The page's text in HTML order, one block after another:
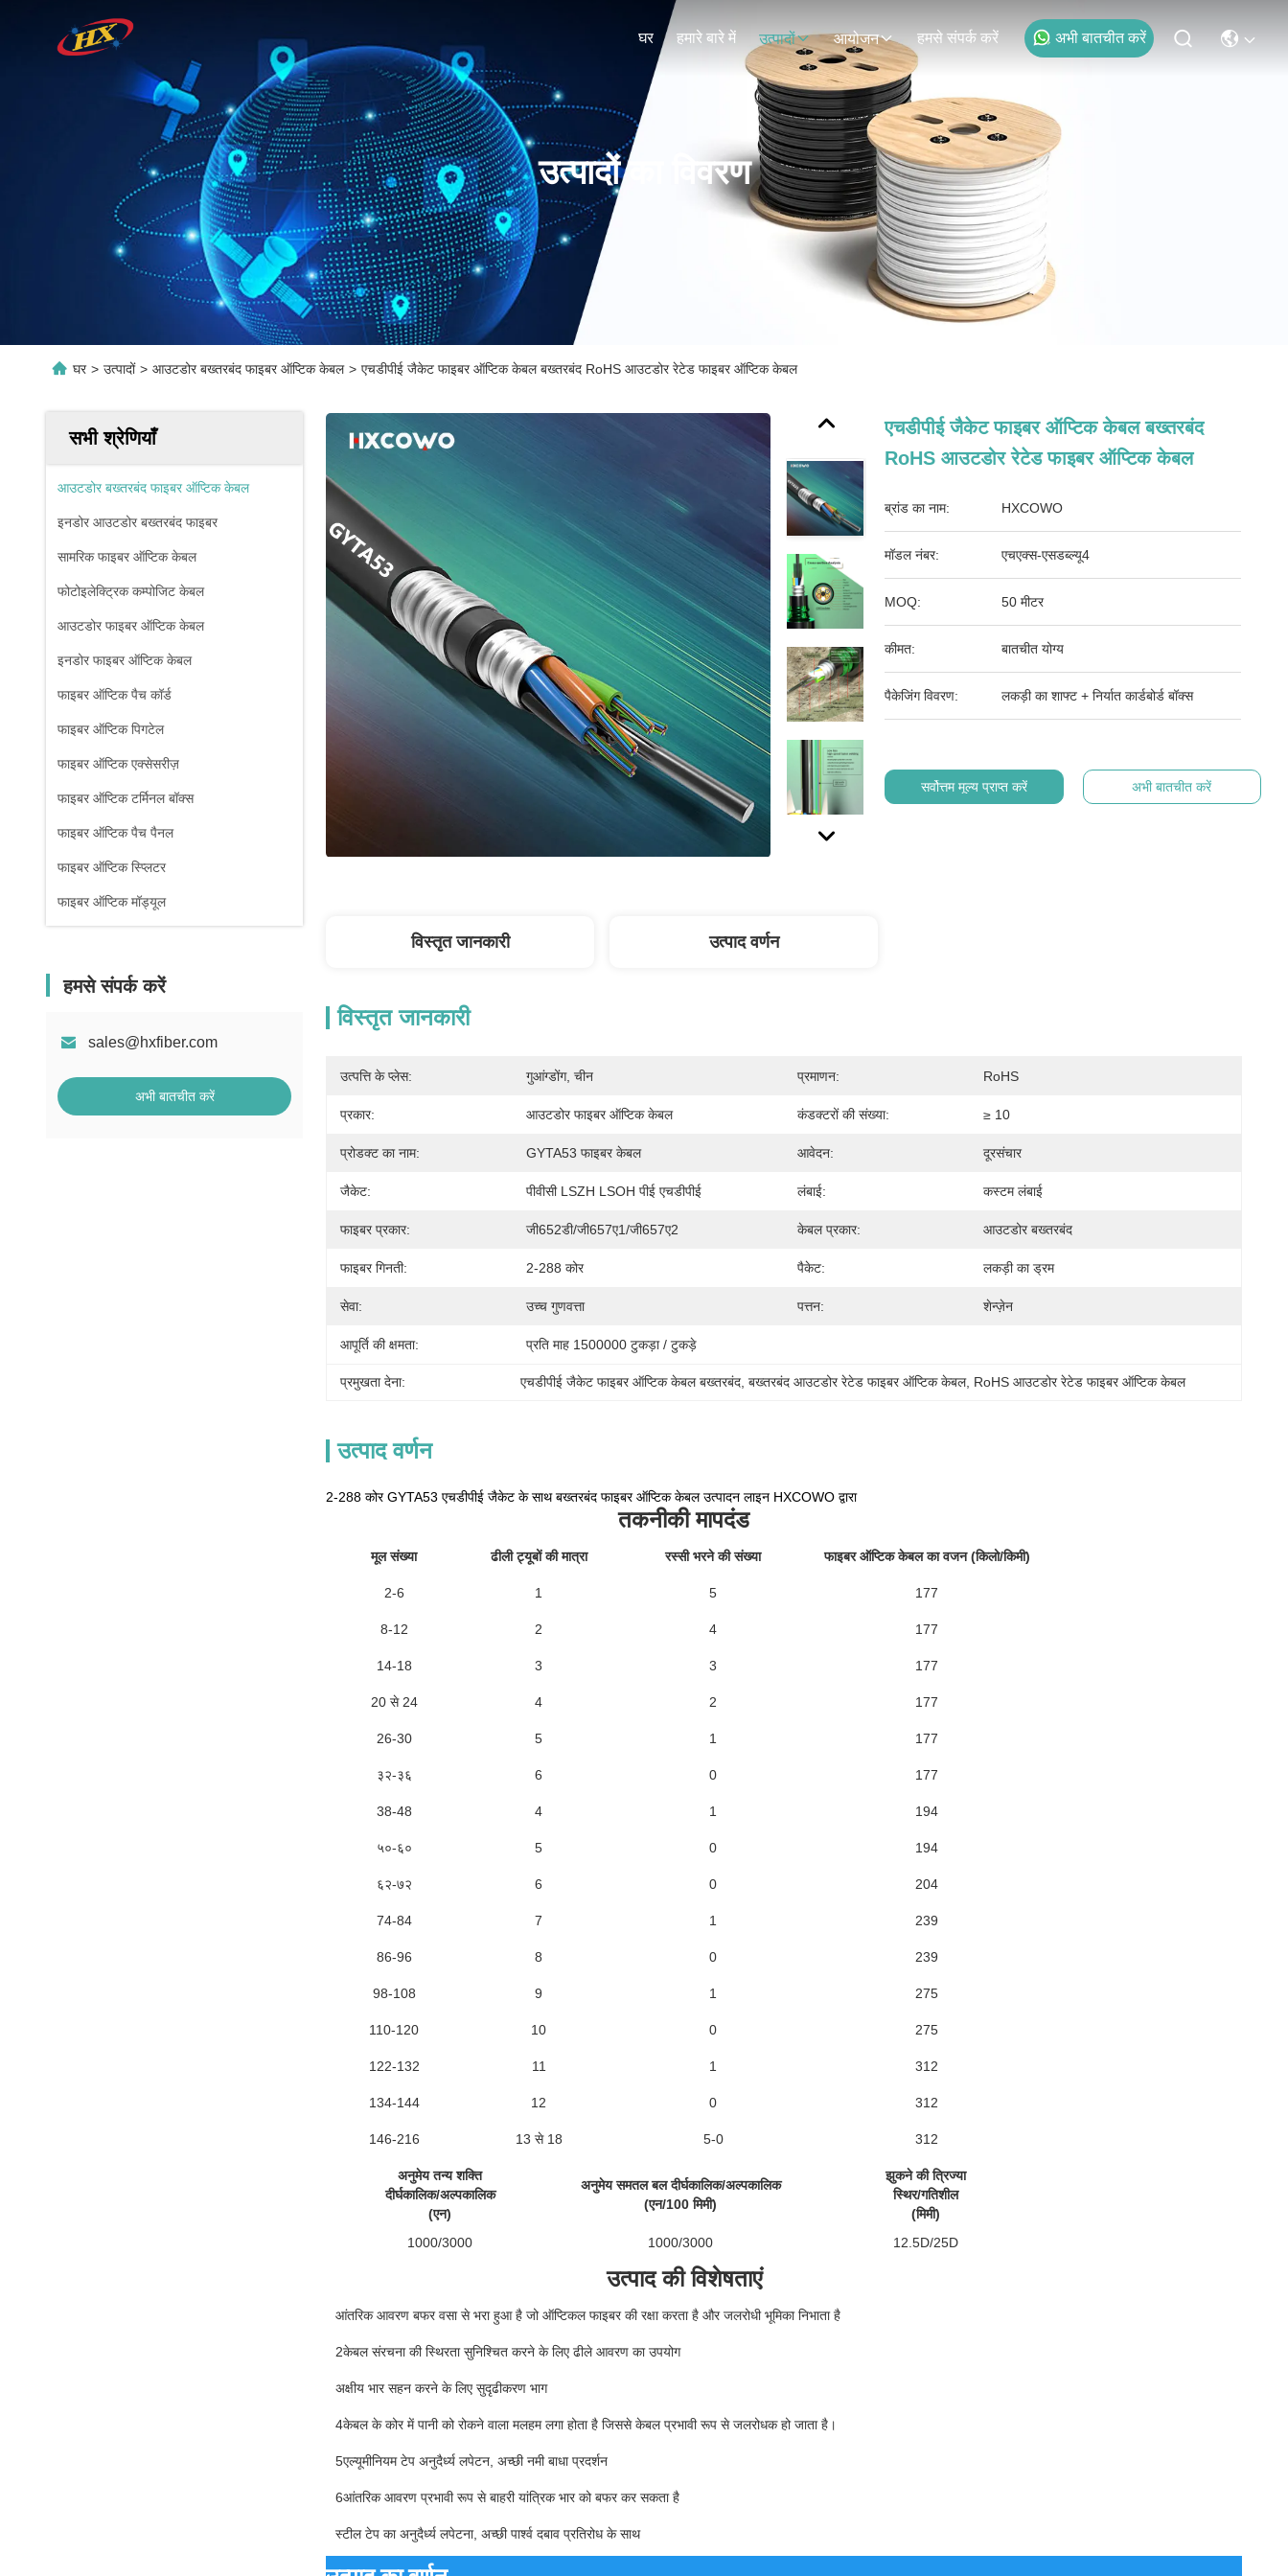
घर हमारे बारे में उत्पादों आयोजन हमसे संपर्क करें अभी बातचीत करें
उत्पादों का विवरण
घर > उत्पादों > आउटडोर बख्तरबंद फाइबर ऑप्टिक केबल > एचडीपीई जैकेट फाइबर ऑप्टिक केबल बख्तरबंद RoHS आउटडोर रेटेड फाइबर ऑप्टिक केबल
सभी श्रेणियाँ
आउटडोर बख्तरबंद फाइबर ऑप्टिक केबल
इनडोर आउटडोर बख्तरबंद फाइबर
सामरिक फाइबर ऑप्टिक केबल
फोटोइलेक्ट्रिक कम्पोजिट केबल
आउटडोर फाइबर ऑप्टिक केबल
इनडोर फाइबर ऑप्टिक केबल
फाइबर ऑप्टिक पैच कॉर्ड
फाइबर ऑप्टिक पिगटेल
फाइबर ऑप्टिक एक्सेसरीज़
फाइबर ऑप्टिक टर्मिनल बॉक्स
फाइबर ऑप्टिक पैच पैनल
फाइबर ऑप्टिक स्प्लिटर
फाइबर ऑप्टिक मॉड्यूल
हमसे संपर्क करें
sales@hxfiber.com
अभी बातचीत करें
एचडीपीई जैकेट फाइबर ऑप्टिक केबल बख्तरबंद
RoHS आउटडोर रेटेड फाइबर ऑप्टिक केबल
ब्रांड का नाम: HXCOWO
मॉडल नंबर: एचएक्स-एसडब्ल्यू4
MOQ: 50 मीटर
कीमत: बातचीत योग्य
पैकेजिंग विवरण: लकड़ी का शाफ्ट + निर्यात कार्डबोर्ड बॉक्स
सर्वोत्तम मूल्य प्राप्त करें अभी बातचीत करें
विस्तृत जानकारी उत्पाद वर्णन
विस्तृत जानकारी
उत्पत्ति के प्लेस: गुआंग्डोंग, चीन प्रमाणन: RoHS
प्रकार: आउटडोर फाइबर ऑप्टिक केबल कंडक्टरों की संख्या: ≥ 10
प्रोडक्ट का नाम: GYTA53 फाइबर केबल आवेदन: दूरसंचार
जैकेट: पीवीसी LSZH LSOH पीई एचडीपीई लंबाई: कस्टम लंबाई
फाइबर प्रकार: जी652डी/जी657ए1/जी657ए2 केबल प्रकार: आउटडोर बख्तरबंद
फाइबर गिनती: 2-288 कोर पैकेट: लकड़ी का ड्रम
सेवा: उच्च गुणवत्ता पत्तन: शेन्ज़ेन
आपूर्ति की क्षमता: प्रति माह 1500000 टुकड़ा / टुकड़े
प्रमुखता देना: एचडीपीई जैकेट फाइबर ऑप्टिक केबल बख्तरबंद , बख्तरबंद आउटडोर रेटेड फाइबर ऑप्टिक केबल, RoHS आउटडोर रेटेड फाइबर ऑप्टिक केबल
उत्पाद वर्णन
2-288 कोर GYTA53 एचडीपीई जैकेट के साथ बख्तरबंद फाइबर ऑप्टिक केबल उत्पादन लाइन HXCOWO द्वारा
तकनीकी मापदंड
मूल संख्या ढीली ट्यूबों की मात्रा रस्सी भरने की संख्या फाइबर ऑप्टिक केबल का वजन (किलो/किमी)
2-6 1 5 177
8-12 2 4 177
14-18 3 3 177
20 से 24 4 2 177
26-30 5 1 177
३२-३६ 6 0 177
38-48 4 1 194
५०-६० 5 0 194
६२-७२ 6 0 204
74-84 7 1 239
86-96 8 0 239
98-108 9 1 275
110-120 10 0 275
122-132 11 1 312
134-144 12 0 312
146-216 13 से 18 5-0 312
अनुमेय तन्य शक्ति
दीर्घकालिक/अल्पकालिक
(एन)
अनुमेय समतल बल दीर्घकालिक/अल्पकालिक
(एन/100 मिमी)
झुकने की त्रिज्या
स्थिर/गतिशील
(मिमी)
1000/3000
1000/3000 12.5D/25D
उत्पाद की विशेषताएं
आंतरिक आवरण बफर वसा से भरा हुआ है जो ऑप्टिकल फाइबर की रक्षा करता है और जलरोधी भूमिका निभाता है
2केबल संरचना की स्थिरता सुनिश्चित करने के लिए ढीले आवरण का उपयोग
अक्षीय भार सहन करने के लिए सुदृढीकरण भाग
4केबल के कोर में पानी को रोकने वाला मलहम लगा होता है जिससे केबल प्रभावी रूप से जलरोधक हो जाता है।
5एल्यूमीनियम टेप अनुदैर्ध्य लपेटन, अच्छी नमी बाधा प्रदर्शन
6आंतरिक आवरण प्रभावी रूप से बाहरी यांत्रिक भार को बफर कर सकता है
स्टील टेप का अनुदैर्ध्य लपेटना, अच्छी पार्श्व दबाव प्रतिरोध के साथ